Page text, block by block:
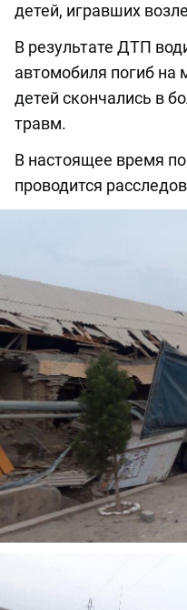
детей, игравших
В результате ДТП
автомобиля погиб на
детей скончались в
травм.
В настоящее время
проводится